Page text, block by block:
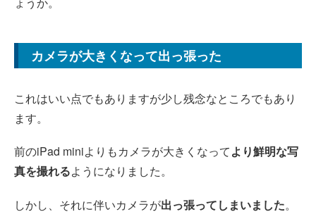
カメラが大きくなって出っ張った
これはいい点でもありますが少し残念なところでもあり
ます。
前のiPad miniよりもカメラが大きくなってより鮮明な写
真を撮れるようになりました。
しかし、それに伴いカメラが出っ張ってしまいました。